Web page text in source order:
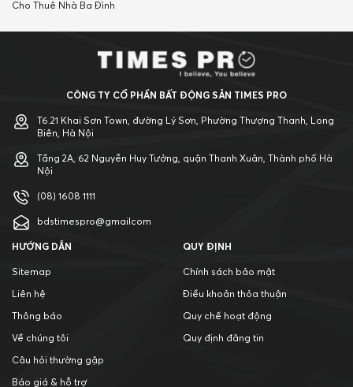
Cho Thuê Nhà Ba Đình
CÔNG TY CỔ PHẦN BẤT ĐỘNG SẢN TIMES PRO
T6.21 Khai Sơn Town, đường Lý Sơn, Phường Thượng Thanh, Long
Biên, Hà Nội
Tầng 2A, 62 Nguyễn Huy Tưởng, quận Thanh Xuân, Thành phố Hà
Nội
(08) 1608 1111
bdstimespro@gmailcom
HƯỚNG DẪN
Sitemap
Liên hệ
Thông báo
Về chúng tôi
Câu hỏi thường gặp
Báo giá & hỗ trợ
QUY ĐỊNH
Chính sách bảo mật
Điều khoản thỏa thuận
Quy chế hoạt động
Quy định đăng tin